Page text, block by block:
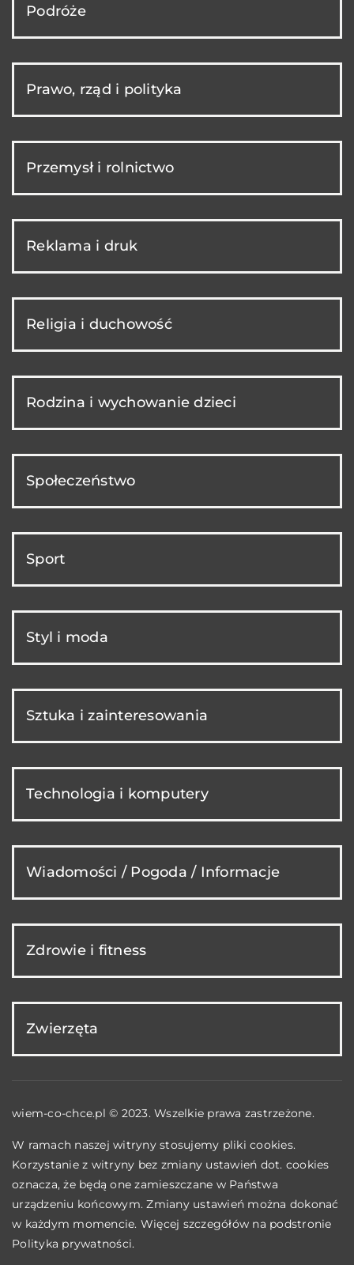
Podróże
Prawo, rząd i polityka
Przemysł i rolnictwo
Reklama i druk
Religia i duchowość
Rodzina i wychowanie dzieci
Społeczeństwo
Sport
Styl i moda
Sztuka i zainteresowania
Technologia i komputery
Wiadomości / Pogoda / Informacje
Zdrowie i fitness
Zwierzęta
wiem-co-chce.pl © 2023. Wszelkie prawa zastrzeżone.
W ramach naszej witryny stosujemy pliki cookies.
Korzystanie z witryny bez zmiany ustawień dot. cookies
oznacza, że będą one zamieszczane w Państwa
urządzeniu końcowym. Zmiany ustawień można dokonać
w każdym momencie. Więcej szczegółów na podstronie
Polityka prywatności.